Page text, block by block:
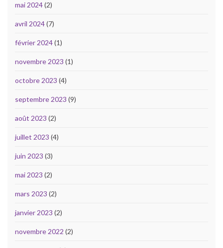
mai 2024(2)
avril 2024(7)
février 2024(1)
novembre 2023 (1)
octobre 2023 (4)
septembre 2023 (9)
août 2023 (2)
juillet 2023 (4)
juin 2023 (3)
mai 2023 (2)
mars 2023 (2)
janvier 2023 (2)
novembre 2022 (2)